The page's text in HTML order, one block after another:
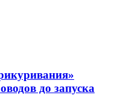
до запуска